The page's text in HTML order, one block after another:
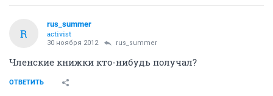
R
rus_summer
activist
30 ноября 2012 rus_summer
Членские книжки кто-нибудь получал?
ОТВЕТИТЬ